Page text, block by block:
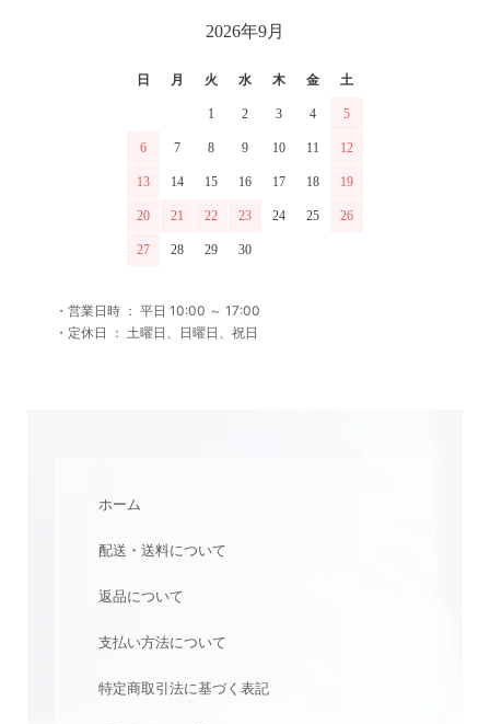
2026年9月
日 月 火 水 木 金 土
1 2 3 4 5
6 7 8 9 10 11 12
13 14 15 16 17 18 19
20 21 22 23 24 25 26
27 28 29 30
・営業日時 ： 平日 10:00 ～ 17:00
・定休日 ： 土曜日、日曜日、祝日
ホーム
配送・送料について
返品について
支払い方法について
特定商取引法に基づく表記